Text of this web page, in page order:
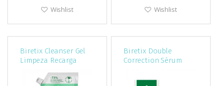
Wishlist Wishlist
Biretix Cleanser Gel
Limpeza Recarga
Biretix Double
Correction Sérum